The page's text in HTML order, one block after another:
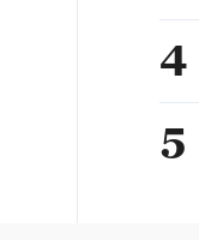
4
5